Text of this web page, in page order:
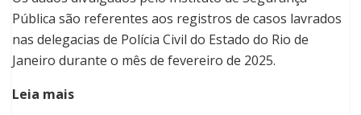
Pública são referentes aos registros de casos lavrados
nas delegacias de Polícia Civil do Estado do Rio de
Janeiro durante o mês de fevereiro de 2025.
Leia mais